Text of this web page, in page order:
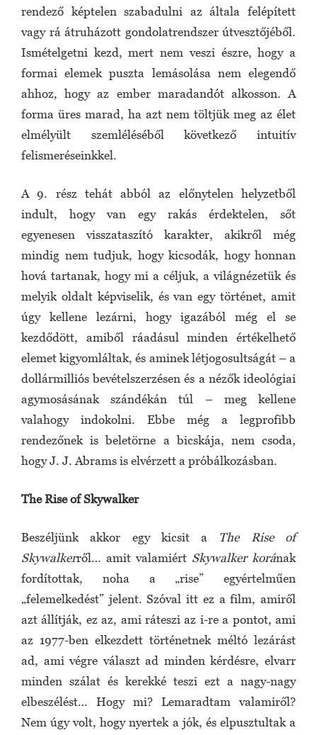
rendező képtelen szabadulni az általa felépített
vagy rá átruházott gondolatrendszer útvesztőjéből.
Ismételgetni kezd, mert nem veszi észre, hogy a
formai elemek puszta lemásolása nem elegendő
ahhoz, hogy az ember maradandót alkosson. A
forma üres marad, ha azt nem töltjük meg az élet
elmélyült szemléléséből következő intuitív
felismeréseinkkel.
A 9. rész tehát abból az előnytelen helyzetből
indult, hogy van egy rakás érdektelen, sőt
egyenesen visszataszító karakter, akikről még
mindig nem tudjuk, hogy kicsodák, hogy honnan
hová tartanak, hogy mi a céljuk, a világnézetük és
melyik oldalt képviselik, és van egy történet, amit
úgy kellene lezárni, hogy igazából még el se
kezdődött, amiből ráadásul minden értékelhető
elemet kigyomláltak, és aminek létjogosultságát – a
dollármilliós bevételszerzésen és a nézők ideológiai
agymosásának szándékán túl – meg kellene
valahogy indokolni. Ebbe még a legprofibb
rendezőnek is beletörne a bicskája, nem csoda,
hogy J. J. Abrams is elvérzett a próbálkozásban.
The Rise of Skywalker
Beszéljünk akkor egy kicsit a The
Rise of
Skywalkerről… amit valamiért Skywalker korának
fordítottak, noha a „rise” egyértelműen
„felemelkedést” jelent. Szóval itt ez a film, amiről
azt állítják, ez az, ami ráteszi az i-re a pontot, ami
az 1977-ben elkezdett történetnek méltó lezárást
ad, ami végre választ ad minden kérdésre, elvarr
minden szálat és kerekké teszi ezt a nagy-nagy
elbeszélést… Hogy mi? Lemaradtam valamiről?
Nem úgy volt, hogy nyertek a jók, és elpusztultak a